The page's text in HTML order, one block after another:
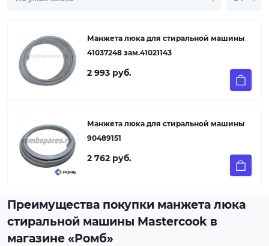
Манжета люка для стиральной машины
41037248 зам.41021143
2 993 руб.
Манжета люка для стиральной машины
90489151
2 762 руб.
Преимущества покупки манжета люка
стиральной машины Mastercook в
магазине «Ромб»